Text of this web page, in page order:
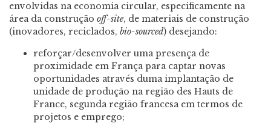
envolvidas na economia circular, especificamente na
área da construção off-site, de materiais de construção
(inovadores, reciclados, bio-sourced) desejando:
reforçar/desenvolver uma presença de
proximidade em França para captar novas
oportunidades através duma implantação de
unidade de produção na região des Hauts de
France, segunda região francesa em termos de
projetos e emprego;